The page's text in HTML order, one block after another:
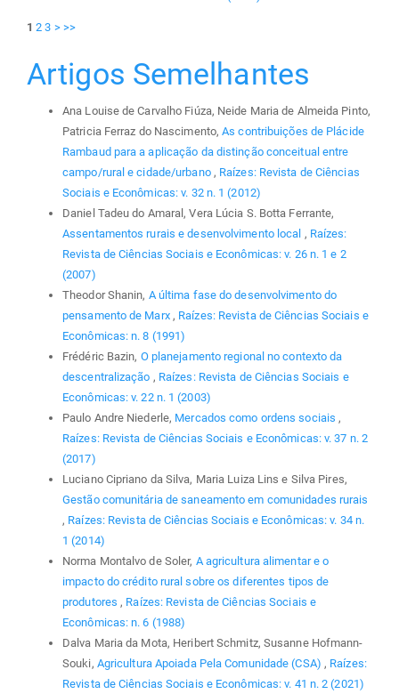
1 2 3 > >>
Artigos Semelhantes
Ana Louise de Carvalho Fiúza, Neide Maria de Almeida Pinto,
Patricia Ferraz do Nascimento,As contribuições de Plácide
Rambaud para a aplicação da distinção conceitual entre
campo/rural e cidade/urbano , Raízes: Revista de Ciências
Sociais e Econômicas: v. 32 n. 1 (2012)
Daniel Tadeu do Amaral, Vera Lúcia S. Botta Ferrante,
Assentamentos rurais e desenvolvimento local , Raízes:
Revista de Ciências Sociais e Econômicas: v. 26 n. 1 e 2
(2007)
Theodor Shanin, A última fase do desenvolvimento do
pensamento de Marx , Raízes: Revista de Ciências Sociais e
Econômicas: n. 8 (1991)
Frédéric Bazin, O planejamento regional no contexto da
descentralização , Raízes: Revista de Ciências Sociais e
Econômicas: v. 22 n. 1 (2003)
Paulo Andre Niederle, Mercados como ordens sociais,
Raízes: Revista de Ciências Sociais e Econômicas: v. 37 n. 2
(2017)
Luciano Cipriano da Silva, Maria Luiza Lins e Silva Pires,
Gestão comunitária de saneamento em comunidades rurais
, Raízes: Revista de Ciências Sociais e Econômicas: v. 34 n.
1 (2014)
Norma Montalvo de Soler, A agricultura alimentar e o
impacto do crédito rural sobre os diferentes tipos de
produtores, Raízes: Revista de Ciências Sociais e
Econômicas: n. 6 (1988)
Dalva Maria da Mota, Heribert Schmitz, Susanne Hofmann-
Souki, Agricultura Apoiada Pela Comunidade (CSA) , Raízes:
Revista de Ciências Sociais e Econômicas: v. 41 n. 2 (2021)